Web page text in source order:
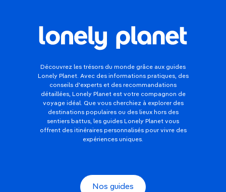
Découvrez les trésors du monde grâce aux guides
Lonely Planet. Avec des informations pratiques, des
conseils d'experts et des recommandations
détaillées, Lonely Planet est votre compagnon de
voyage idéal. Que vous cherchiez à explorer des
destinations populaires ou des lieux hors des
sentiers battus, les guides Lonely Planet vous
offrent des itinéraires personnalisés pour vivre des
expériences uniques.
Nos guides